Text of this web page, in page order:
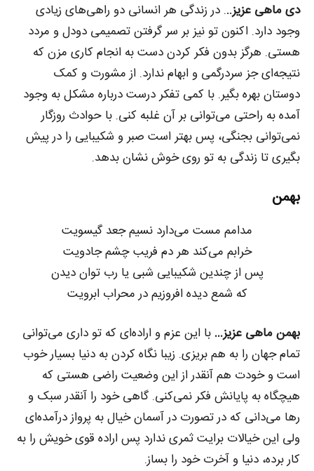
دی ماهی عزیز... در زندگی هر انسانی دو راهی‌های زیادی
وجود دارد. اکنون تو نیز بر سر گرفتن تصمیمی دودل و مردد
هستی. هرگز بدون فکر کردن دست به انجام کاری مزن که
نتیجه‌ای جز سردرگمی و ابهام ندارد. از مشورت و کمک
دوستان بهره بگیر. با کمی تفکر درست درباره مشکل به وجود
آمده به راحتی می‌توانی بر آن غلبه کنی. با حوادث روزگار
نمی‌توانی بجنگی، پس بهتر است صبر و شکیبایی را در پیش
بگیری تا زندگی به تو روی خوش نشان بدهد.
بهمن
مدامم مست می‌دارد نسیم جعد گیسویت
خرابم می‌کند هر دم فریب چشم جادویت
پس از چندین شکیبایی شبی یا رب توان دیدن
که شمع دیده افروزیم در محراب ابرویت
بهمن ماهی عزیز… با این عزم و اراده‌ای که تو داری می‌توانی
تمام جهان را به هم بریزی. زیبا نگاه کردن به دنیا بسیار خوب
است و خودت هم آنقدر از این وضعیت راضی هستی که
هیچگاه به پایانش فکر نمی‌کنی. گاهی خود را آنقدر سبک و
رها می‌دانی که در تصورت در آسمان خیال به پرواز درآمده‌ای
ولی این خیالات برایت ثمری ندارد پس اراده قوی خویش را به
کار برده، دنیا و آخرت خود را بساز.